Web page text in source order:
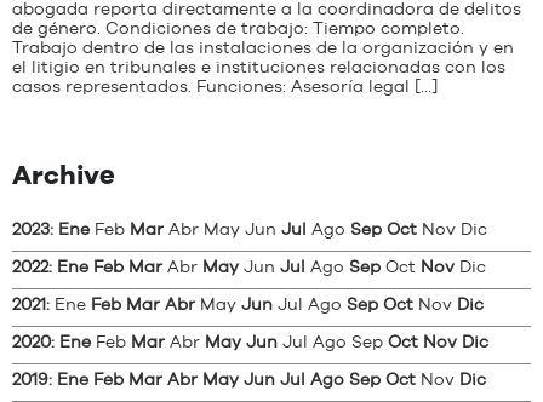
abogada reporta directamente a la coordinadora de delitos
de género. Condiciones de trabajo: Tiempo completo.
Trabajo dentro de las instalaciones de la organización y en
el litigio en tribunales e instituciones relacionadas con los
casos representados. Funciones: Asesoría legal […]
Archive
2023: Ene Feb Mar Abr May Jun Jul Ago Sep Oct Nov Dic
2022: Ene Feb Mar Abr May Jun Jul Ago Sep Oct Nov Dic
2021: Ene Feb Mar Abr May Jun Jul Ago Sep Oct Nov Dic
2020: Ene Feb Mar Abr May Jun Jul Ago Sep Oct Nov Dic
2019: Ene Feb Mar Abr May Jun Jul Ago Sep Oct Nov Dic